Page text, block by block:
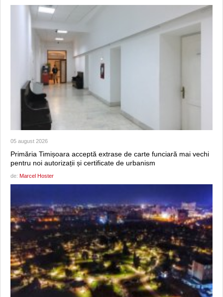
05 august 2026
Primăria Timișoara acceptă extrase de carte funciară mai vechi
pentru noi autorizații și certificate de urbanism
de: Marcel Hoster